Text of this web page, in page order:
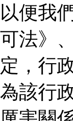
以便我
可法》
定，行
為該行